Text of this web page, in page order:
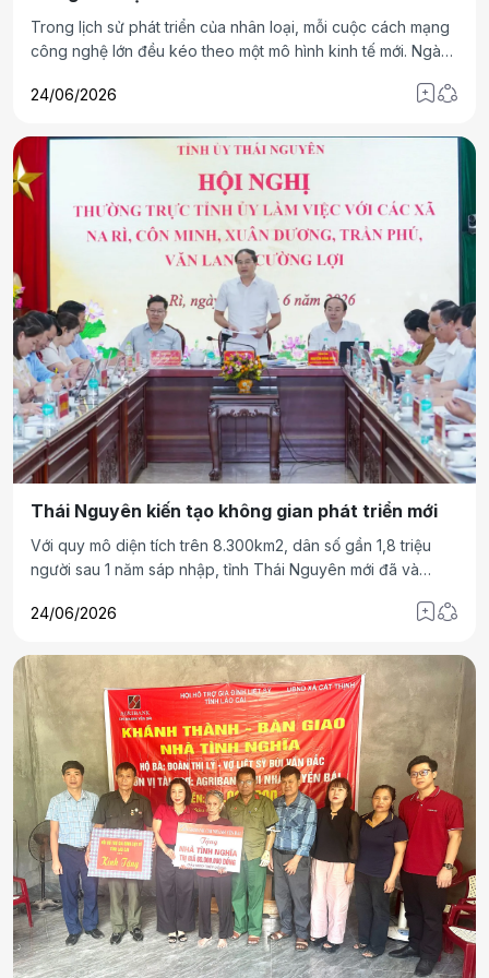
Trong lịch sử phát triển của nhân loại, mỗi cuộc cách mạng
công nghệ lớn đều kéo theo một mô hình kinh tế mới. Ngày
một bước ngoặt lớn: nền kinh tế thông minh, nơi dữ liệu, tri
cấu trúc vận hành hoàn toàn mới.
24/06/2026
Thái Nguyên kiến tạo không gian phát triển mới
Với quy mô diện tích trên 8.300km2, dân số gần 1,8 triệu
người sau 1 năm sáp nhập, tỉnh Thái Nguyên mới đã và
trưởng mới, có khả năng lan tỏa mạnh mẽ trong vùng Trung
24/06/2026